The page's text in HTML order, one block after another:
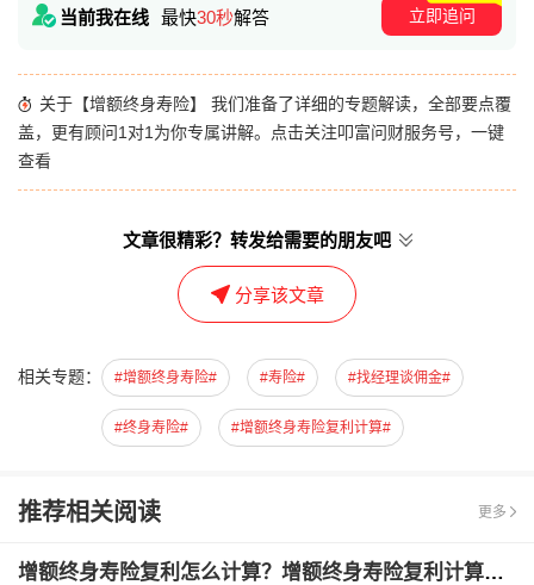
当前我在线 最快30秒解答 立即追问
关于【增额终身寿险】 我们准备了详细的专题解读，全部要点覆
盖，更有顾问1对1为你专属讲解。点击关注叩富问财服务号，一键
查看
文章很精彩？转发给需要的朋友吧
分享该文章
相关专题： #增额终身寿险# #寿险# #找经理谈佣金#
#终身寿险# #增额终身寿险复利计算#
推荐相关阅读 更多
增额终身寿险复利怎么计算？增额终身寿险复利计算公式